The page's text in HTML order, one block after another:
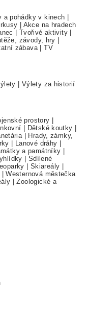
a pohádky v kinech |
| Akce na hradech
| Tvořivé aktivity |
závody, hry |
zábava |TV
| Výlety za historií
prostory |
| Dětské koutky |
| Hrady, zámky,
| Lanové dráhy |
a památníky |
| Sdílené
| Skiareály |
|Westernová městečka
|Zoologické a